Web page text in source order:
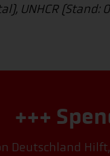
UNHCR
+++
Deutschland